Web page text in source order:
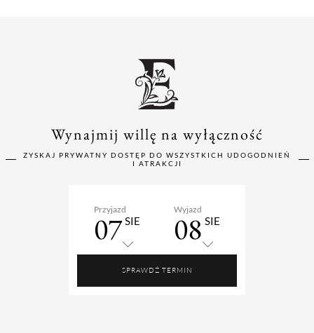
Wynajmij willę na wyłączność
ZYSKAJ PRYWATNY DOSTĘP DO WSZYSTKICH UDOGODNIEŃ
I ATRAKCJI
Przyjazd
07 SIE
Wyjazd
08 SIE
SPRAWDŹ TERMIN